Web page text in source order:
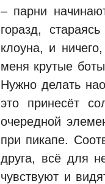
– парни
горазд,
клоуна, и
меня крутые
Нужно делать
это принесёт
очередной
при пикапе.
друга, всё для
чувствуют и